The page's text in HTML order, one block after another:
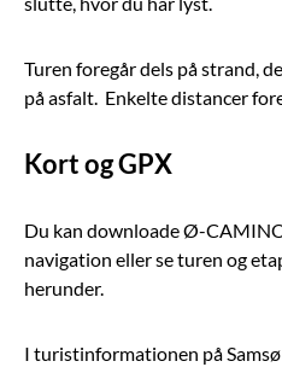
Turen foregår dels på strand,
på asfalt. Enkelte distancer
Kort og GPX
Du kan downloade Ø-
navigation eller se turen og
herunder.
I turistinformationen på